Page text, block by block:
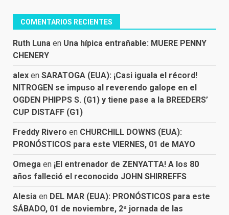
COMENTARIOS RECIENTES
Ruth Luna en Una hípica entrañable: MUERE PENNY
CHENERY
alex en SARATOGA (EUA): ¡Casi iguala el récord!
NITROGEN se impuso al reverendo galope en el
OGDEN PHIPPS S. (G1) y tiene pase a la BREEDERS’
CUP DISTAFF (G1)
Freddy Rivero en CHURCHILL DOWNS (EUA):
PRONÓSTICOS para este VIERNES, 01 de MAYO
Omega en ¡El entrenador de ZENYATTA! A los 80
años falleció el reconocido JOHN SHIRREFFS
Alesia en DEL MAR (EUA): PRONÓSTICOS para este
SÁBADO, 01 de noviembre, 2ª jornada de las